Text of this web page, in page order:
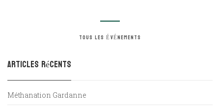
TOUS LES ÉVÉNEMENTS
Articles récents
Méthanation Gardanne